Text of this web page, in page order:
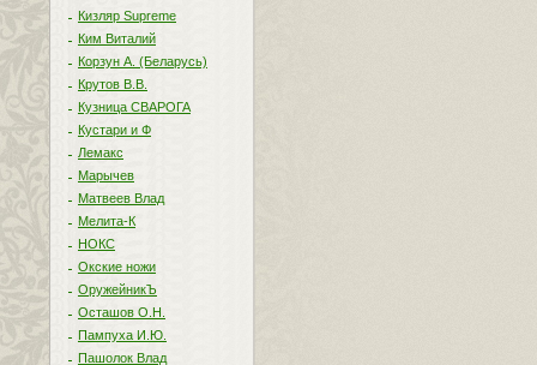
Кизляр Supreme
Ким Виталий
Корзун А. (Беларусь)
Крутов В.В.
Кузница СВАРОГА
Кустари и Ф
Лемакс
Марычев
Матвеев Влад
Мелита-К
НОКС
Окские ножи
ОружейникЪ
Осташов О.Н.
Пампуха И.Ю.
Пашолок Влад